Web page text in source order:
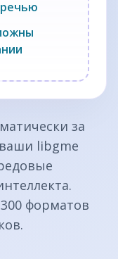
за
libgme
форматов